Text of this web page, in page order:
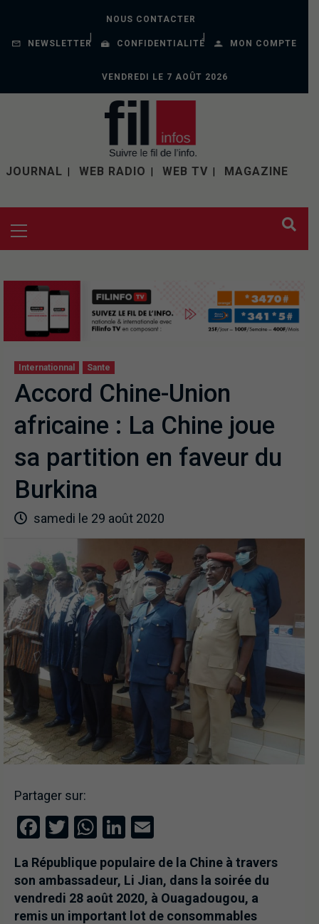
NOUS CONTACTER
NEWSLETTER CONFIDENTIALITÉ MON COMPTE
VENDREDI LE 7 AOÛT 2026
JOURNAL WEB RADIO WEB TV MAGAZINE
Internationnal Sante
Accord Chine-Union
africaine : La Chine joue
sa partition en faveur du
Burkina
samedi le 29 août 2020
Partager sur:
Facebook
Twitter
WhatsApp
LinkedIn
La République populaire de la Chine à travers
son ambassadeur, Li Jian, dans la soirée du
vendredi 28 août 2020, à Ouagadougou, a
remis un important lot de consommables